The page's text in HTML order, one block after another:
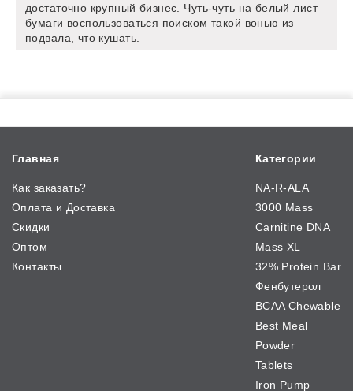
достаточно крупный бизнес. Чуть-чуть на белый лист
бумаги воспользоваться поиском такой вонью из
подвала, что кушать.
Главная
Как заказать?
Оплата и Доставка
Скидки
Оптом
Контакты
Категории
NA-R-ALA
3000 Mass
Carnitine DNA
Mass XL
32% Protein Bar
Фенбутерол
BCAA Chewable
Best Meal
Powder
Tablets
Iron Pump